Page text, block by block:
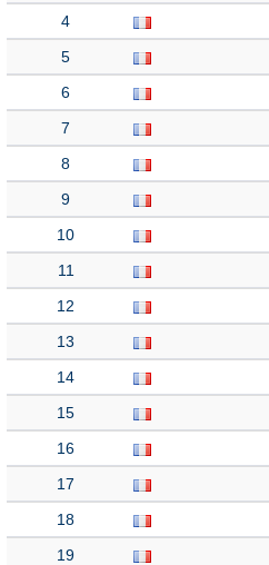
4
5
6
7
8
9
10
11
12
13
14
15
16
17
18
19